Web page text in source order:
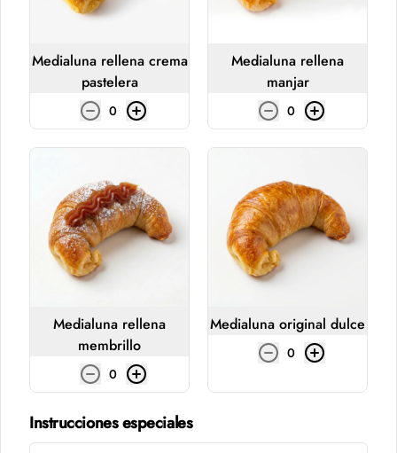
Conócenos
Despacho
Términos y condiciones
Política de privacidad
Redes sociales
Facebook
Mi cuenta
Medialuna rellena crema
pastelera
0
Medialuna rellena
manjar
0
Medialuna rellena
membrillo
0
Medialuna original dulce
0
Instrucciones especiales